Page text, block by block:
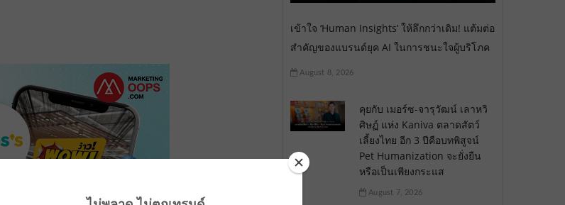
เข้าใจ ‘Human Insights’ ให้ลึกกว่าเดิม! แต้มต่อ
สำคัญของแบรนด์ยุค AI ในการชนะใจผู้บริโภค
August 8, 2026
คุยกับ เมอร์ซ-จารุวัฒน์ เลาหวิ
ศิษฏ์ แห่ง Kaniva ตลาดสัตว์
เลี้ยงไทย อีก 3 ปีคือบทพิสูจน์
Pet Humanization จะยั่งยืน
หรือเป็นเพียงกระแส
August 7, 2026